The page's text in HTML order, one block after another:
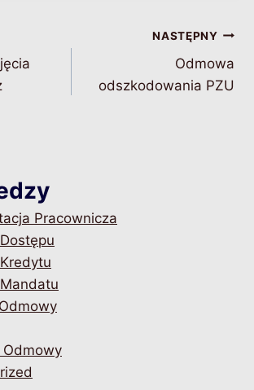
NASTĘPNY
Odmowa
odszkodowania PZU
Pracownicza